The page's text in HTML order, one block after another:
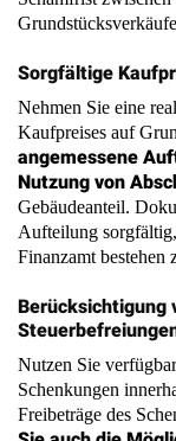
Nehmen Sie eine
angemessene
Nutzung von
Gebäudeanteil.
Aufteilung
Finanzamt bestehen
Berücksichtigung
Steuerbefreiungen
Schenkungen
Freibeträge des
Sie auch die
von
Kinder .